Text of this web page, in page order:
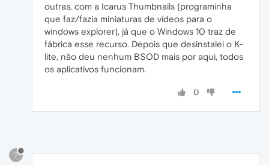
outras, com a Icarus Thumbnails (programinha
que faz/fazia miniaturas de vídeos para o
windows explorer), já que o Windows 10 traz de
fábrica esse recurso. Depois que desinstalei o K-
lite, não deu nenhum BSOD mais por aqui, todos
os aplicativos funcionam.
0
?